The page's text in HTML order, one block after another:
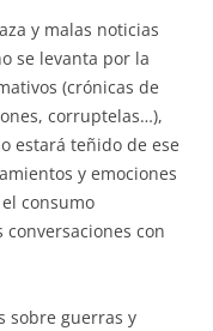
y malas noticias
se levanta por la
(crónicas de
corruptelas…),
estará teñido de ese
y emociones
consumo
con
sobre guerras y